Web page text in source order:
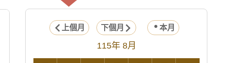
上個月 下個月 本月
115年 8月